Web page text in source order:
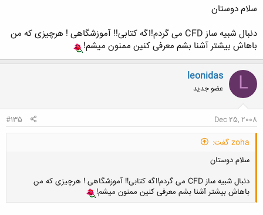
سلام دوستان
دنبال شبیه ساز CFD می گردم!اگه کتابی!! آموزشگاهی ! هرچیزی که من
باهاش بیشتر آشنا بشم معرفی کنین ممنون میشم!
L
leonidas
عضو جدید
Dec 25, 2008
#135
zoha گفت:
سلام دوستان
دنبال شبیه ساز CFD می گردم!اگه کتابی!! آموزشگاهی ! هرچیزی که من
باهاش بیشتر آشنا بشم معرفی کنین ممنون میشم!